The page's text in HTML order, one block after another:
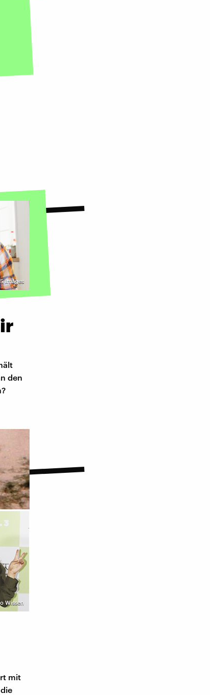
Images
den
Wissen
mit